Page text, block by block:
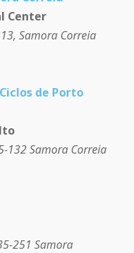
Center
Samora Correia
Ciclos de Porto
132 Samora Correia
251 Samora